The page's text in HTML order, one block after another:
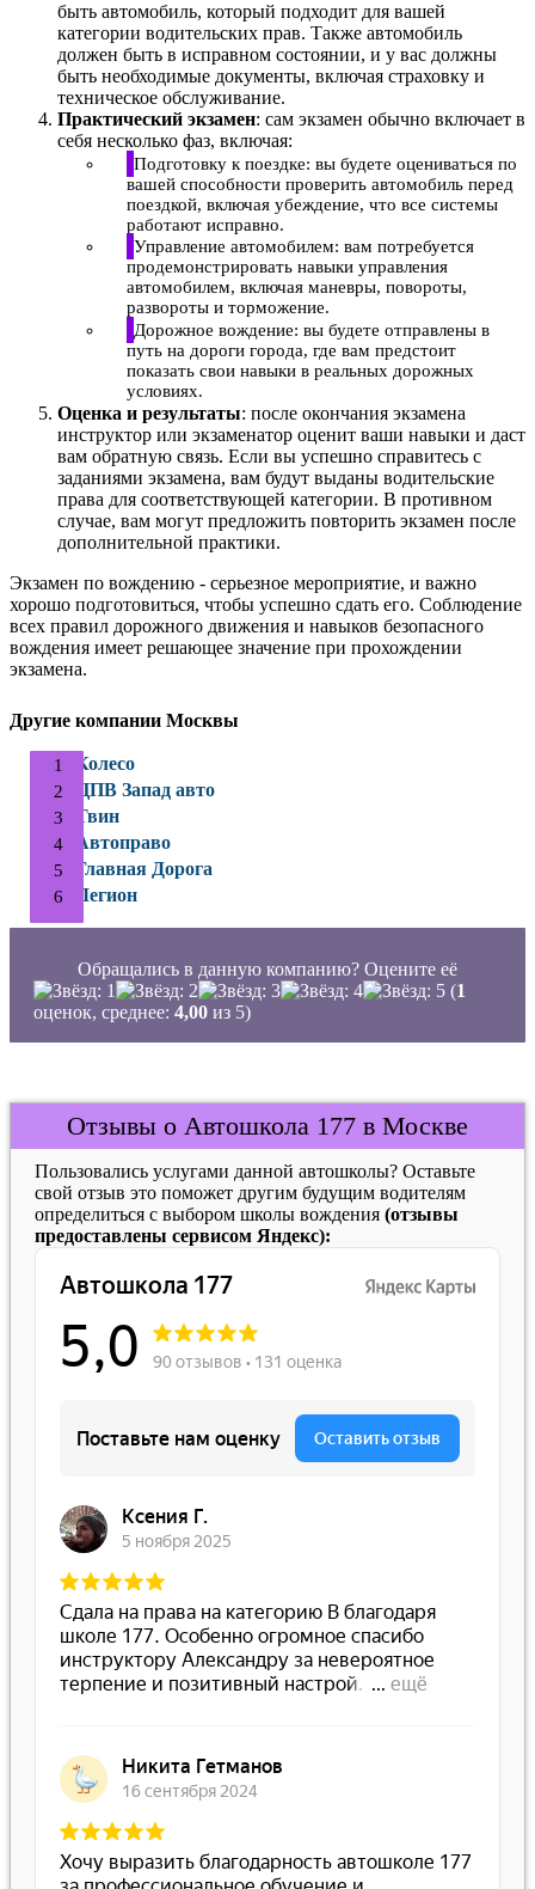
быть автомобиль, который подходит для вашей
категории водительских прав. Также автомобиль
должен быть в исправном состоянии, и у вас должны
быть необходимые документы, включая страховку и
техническое обслуживание.
Практический экзамен: сам экзамен обычно включает в
себя несколько фаз, включая:
Подготовку к поездке: вы будете оцениваться по
вашей способности проверить автомобиль перед
поездкой, включая убеждение, что все системы
работают исправно.
Управление автомобилем: вам потребуется
продемонстрировать навыки управления
автомобилем, включая маневры, повороты,
развороты и торможение.
Дорожное вождение: вы будете отправлены в
путь на дороги города, где вам предстоит
показать свои навыки в реальных дорожных
условиях.
Оценка и результаты: после окончания экзамена
инструктор или экзаменатор оценит ваши навыки и даст
вам обратную связь. Если вы успешно справитесь с
заданиями экзамена, вам будут выданы водительские
права для соответствующей категории. В противном
случае, вам могут предложить повторить экзамен после
дополнительной практики.
Экзамен по вождению - серьезное мероприятие, и важно
хорошо подготовиться, чтобы успешно сдать его. Соблюдение
всех правил дорожного движения и навыков безопасного
вождения имеет решающее значение при прохождении
экзамена.
Другие компании Москвы
Колесо
ЦПВ Запад авто
Твин
Автоправо
Главная Дорога
Легион
Обращались в данную компанию? Оцените её
(1
оценок, среднее: 4,00 из 5)
Отзывы о Автошкола 177 в Москве
Пользовались услугами данной автошколы? Оставьте
свой отзыв это поможет другим будущим водителям
определиться с выбором школы вождения (отзывы
предоставлены сервисом Яндекс):